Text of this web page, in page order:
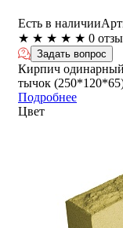
Есть в наличии
★ ★ ★ ★ ★ 0
Задать вопрос
Кирпич
тычок
Подробнее
Цвет